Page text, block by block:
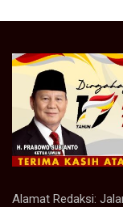
Alamat Redaksi: